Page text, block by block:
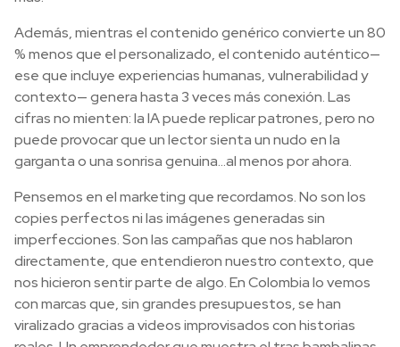
Además, mientras el contenido genérico convierte un 80
% menos que el personalizado, el contenido auténtico—
ese que incluye experiencias humanas, vulnerabilidad y
contexto— genera hasta 3 veces más conexión. Las
cifras no mienten: la IA puede replicar patrones, pero no
puede provocar que un lector sienta un nudo en la
garganta o una sonrisa genuina…al menos por ahora.
Pensemos en el marketing que recordamos. No son los
copies perfectos ni las imágenes generadas sin
imperfecciones. Son las campañas que nos hablaron
directamente, que entendieron nuestro contexto, que
nos hicieron sentir parte de algo. En Colombia lo vemos
con marcas que, sin grandes presupuestos, se han
viralizado gracias a videos improvisados con historias